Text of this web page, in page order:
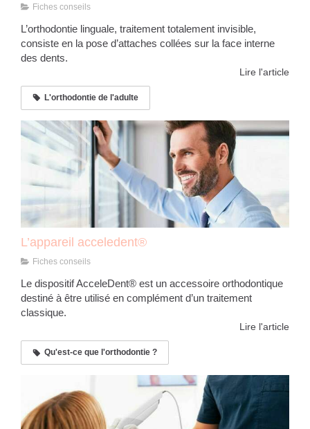
Fiches conseils
L’orthodontie linguale, traitement totalement invisible,
consiste en la pose d’attaches collées sur la face interne
des dents.
Lire l'article
L'orthodontie de l'adulte
L’appareil acceledent®
Fiches conseils
Le dispositif AcceleDent® est un accessoire orthodontique
destiné à être utilisé en complément d’un traitement
classique.
Lire l'article
Qu'est-ce que l'orthodontie ?